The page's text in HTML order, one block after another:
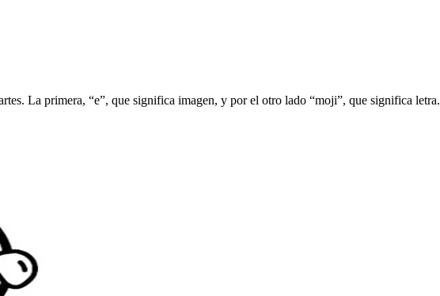
La primera, “e”, que significa imagen, y por el otro lado “moji”, que significa letra.